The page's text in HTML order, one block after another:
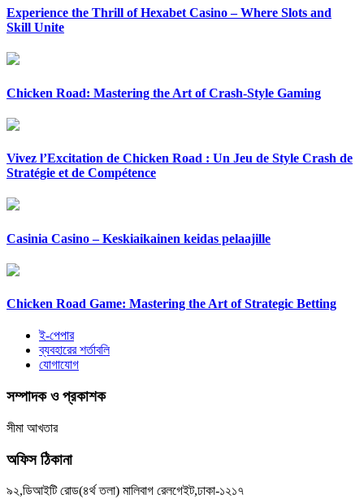
Experience the Thrill of Hexabet Casino – Where Slots and
Skill Unite
Chicken Road: Mastering the Art of Crash-Style Gaming
Vivez l’Excitation de Chicken Road : Un Jeu de Style Crash de
Stratégie et de Compétence
Casinia Casino – Keskiaikainen keidas pelaajille
Chicken Road Game: Mastering the Art of Strategic Betting
ই-পেপার
ব্যবহারের শর্তাবলি
যোগাযোগ
সম্পাদক ও প্রকাশক
সীমা আখতার
অফিস ঠিকানা
৯২,ডিআইটি রোড(৪র্থ তলা) মালিবাগ রেলগেইট,ঢাকা-১২১৭